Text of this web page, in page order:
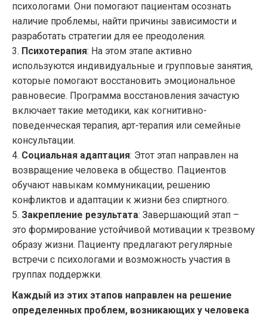
психологами. Они помогают пациентам осознать
наличие проблемы, найти причины зависимости и
разработать стратегии для ее преодоления.
3. Психотерапия: На этом этапе активно
используются индивидуальные и групповые занятия,
которые помогают восстановить эмоциональное
равновесие. Программа восстановления зачастую
включает такие методики, как когнитивно-
поведенческая терапия, арт-терапия или семейные
консультации.
4. Социальная адаптация: Этот этап направлен на
возвращение человека в общество. Пациентов
обучают навыкам коммуникации, решению
конфликтов и адаптации к жизни без спиртного.
5. Закрепление результата: Завершающий этап –
это формирование устойчивой мотивации к трезвому
образу жизни. Пациенту предлагают регулярные
встречи с психологами и возможность участия в
группах поддержки.
Каждый из этих этапов направлен на решение
определенных проблем, возникающих у человека